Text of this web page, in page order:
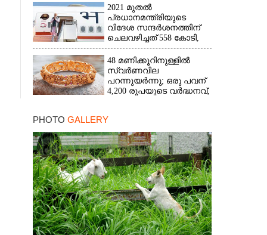
താരം
2021 മുതൽ
പ്രധാനമന്ത്രിയുടെ
വിദേശ സന്ദർശനത്തിന്
ചെലവഴിച്ചത് 558 കോടി,
രാജ്യത്തെത്തിയത് 381.8
ബില്യൺ ഡോളറിന്റെ
നിക്ഷേപം
48 മണിക്കൂറിനുള്ളിൽ
സ്വർണവില
പറന്നുയർന്നു; ഒരു പവന്
4,200 രൂപയുടെ വർദ്ധനവ്,
PHOTO GALLERY